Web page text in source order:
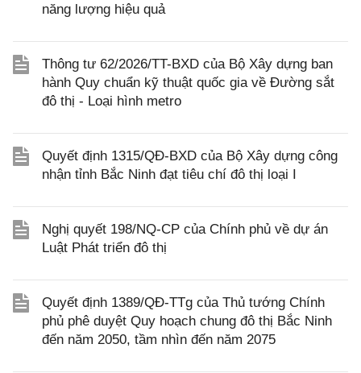
năng lượng hiệu quả
Thông tư 62/2026/TT-BXD của Bộ Xây dựng ban
hành Quy chuẩn kỹ thuật quốc gia về Đường sắt
đô thị - Loại hình metro
Quyết định 1315/QĐ-BXD của Bộ Xây dựng công
nhận tỉnh Bắc Ninh đạt tiêu chí đô thị loại I
Nghị quyết 198/NQ-CP của Chính phủ về dự án
Luật Phát triển đô thị
Quyết định 1389/QĐ-TTg của Thủ tướng Chính
phủ phê duyệt Quy hoạch chung đô thị Bắc Ninh
đến năm 2050, tầm nhìn đến năm 2075